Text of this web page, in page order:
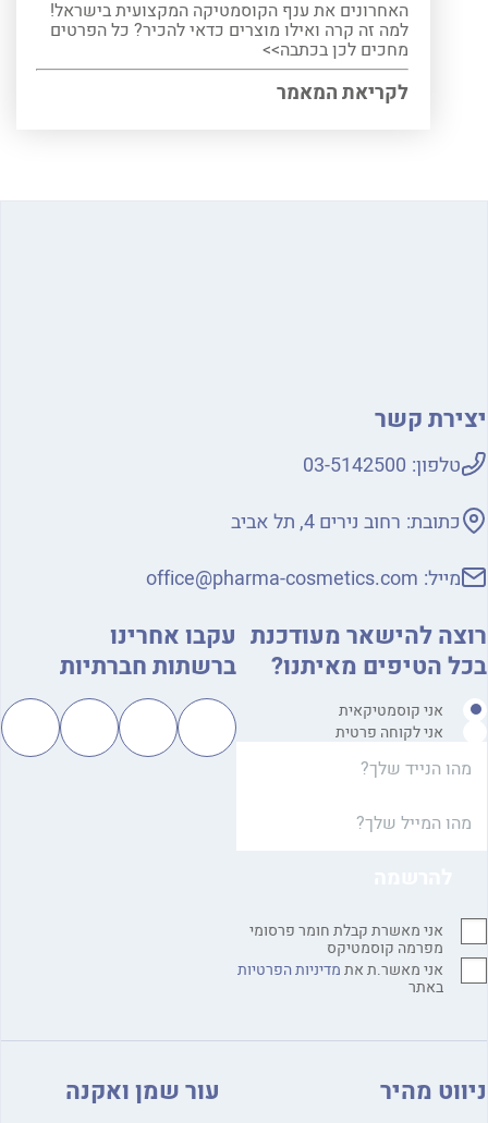
האחרונים את ענף הקוסמטיקה המקצועית בישראל!
למה זה קרה ואילו מוצרים כדאי להכיר? כל הפרטים
מחכים לכן בכתבה>>
לקריאת המאמר
קשר
טלפון: 03-5142500
כתובת: רחוב נירים 4, תל אביב
מייל:office@pharma-cosmetics.com
להישאר מעודכנת
הטיפים מאיתנו?
אני קוסמטיקאית
אני לקוחה פרטית
אני מאשרת קבלת חומר פרסומי
מפרמה קוסמטיקס
אני מאשר.ת אתמדיניות הפרטיות
באתר
עקבו אחרינו
ברשתות חברתיות
מהיר עור שמן ואקנה